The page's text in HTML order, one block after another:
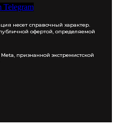
Telegram
несет справочный характер.
офертой, определяемой
признанной экстремистской